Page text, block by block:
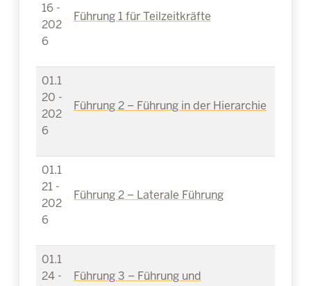
16 -
202
6
Führung 1 für Teilzeitkräfte
01.1
20 -
202
6
Führung 2 – Führung in der Hierarchie
01.1
21 -
202
6
Führung 2 – Laterale Führung
01.1
24 -
Führung 3 – Führung und